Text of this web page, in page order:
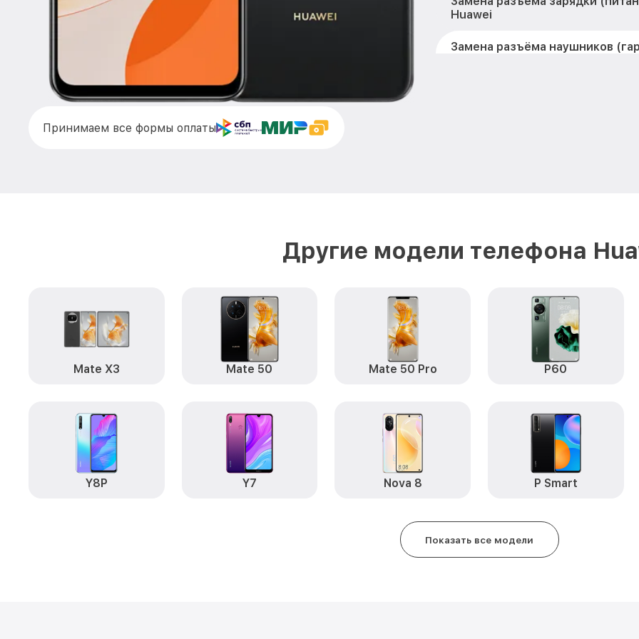
Huawei
Замена разъёма наушников
Замена микрофона nova Y91
Замена экрана nova Y91 Huawei
Замена аккумулятора nova Y91
Замена задней крышки nova
Замена стекла nova Y91 Huawei
Замена датчика приближения
Замена антенны nova Y91 Huawei
Замена вибромотора nova Y91
Замена голосового динамика
Принимаем все формы оплаты
Другие модели телефона
Mate X3 Mate 50 Mate 50 Pro P60
Y8P Y7 Nova 8 P Smart
Показать все модели